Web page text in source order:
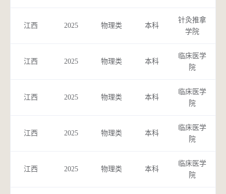
江西 2025 物理类 本科
针灸推拿
学院
江西 2025 物理类 本科
临床医学
院
江西 2025 物理类 本科
临床医学
院
江西 2025 物理类 本科
临床医学
院
江西 2025 物理类 本科
临床医学
院